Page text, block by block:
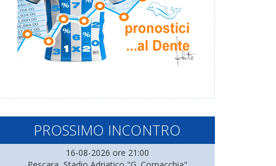
PROSSIMO INCONTRO
16-08-2026 ore 21:00